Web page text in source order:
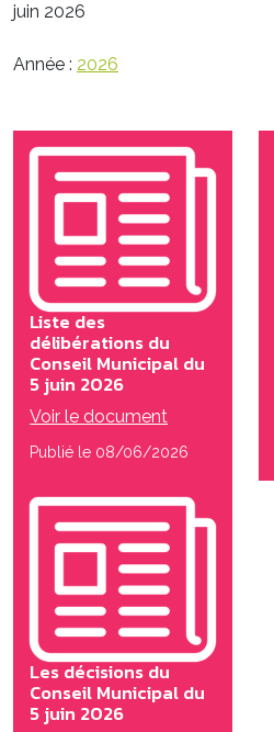
juin 2026
Année : 2026
Liste des
délibérations du
Conseil Municipal du
5 juin 2026
Voir le document
Publié le 08/06/2026
Les décisions du
Conseil Municipal du
5 juin 2026